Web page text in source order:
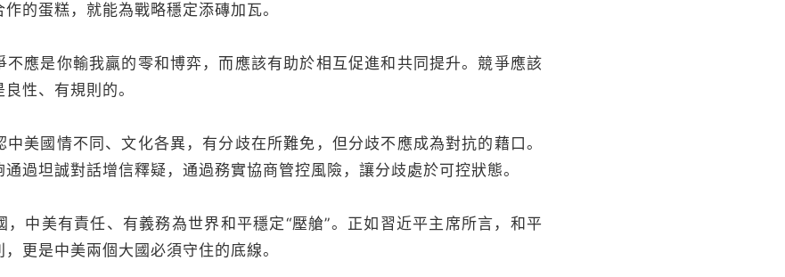
的蛋糕，就能為戰略穩定添磚加瓦。
是你輸我贏的零和博弈，而應該有助於相互促進和共同提升。競爭應該
性、有規則的。
國情不同、文化各異，有分歧在所難免，但分歧不應成為對抗的藉口。
過坦誠對話增信釋疑，通過務實協商管控風險，讓分歧處於可控狀態。
美有責任、有義務為世界和平穩定“壓艙”。正如習近平主席所言，和平
更是中美兩個大國必須守住的底線。